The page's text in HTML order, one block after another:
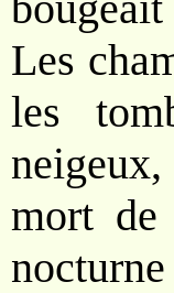
Les
les
mort